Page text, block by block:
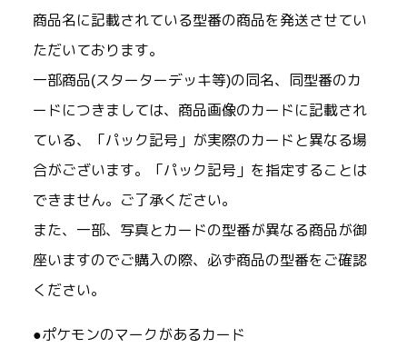
商品名に記載されている型番の商品を発送させてい
ただいております。
一部商品(スターターデッキ等)の同名、同型番のカ
ードにつきましては、商品画像のカードに記載され
ている、「パック記号」が実際のカードと異なる場
合がございます。「パック記号」を指定することは
できません。ご了承ください。
また、一部、写真とカードの型番が異なる商品が御
座いますのでご購入の際、必ず商品の型番をご確認
ください。
●ポケモンのマークがあるカード